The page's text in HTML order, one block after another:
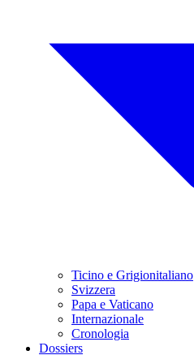
Ticino e Grigionitaliano
Svizzera
Papa e Vaticano
Internazionale
Cronologia
Dossiers